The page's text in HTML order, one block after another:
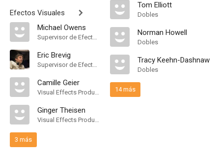
Efectos Visuales
Michael Owens
Supervisor de Efectos Visuales
Eric Brevig
Supervisor de Efectos Visuales
Camille Geier
Visual Effects Producer
Ginger Theisen
Visual Effects Producer
3 más
Tom Elliott
Dobles
Norman Howell
Dobles
Tracy Keehn-Dashnaw
Dobles
14 más